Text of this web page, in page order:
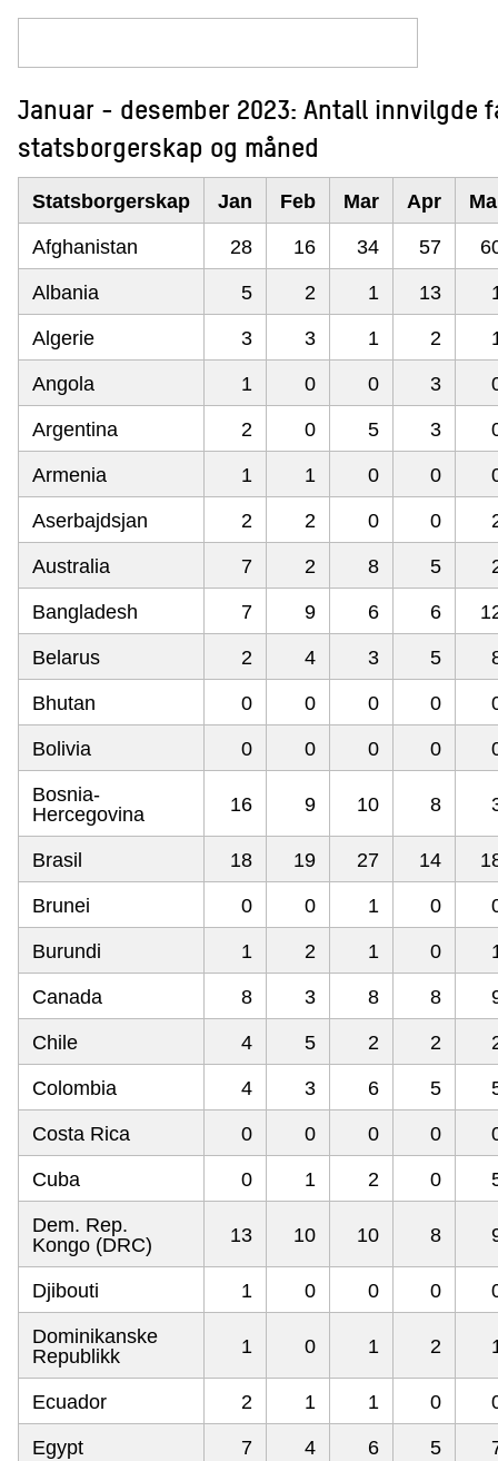
Januar - desember 2023: Antall
statsborgerskap og måned
Statsborgerskap Jan Feb Mar Apr
Afghanistan 28 16 34 57
Albania 5 2 1 13
Algerie 3 3 1 2
Angola 1 0 0 3
Argentina 2 0 5 3
Armenia 1 1 0 0
Aserbajdsjan 2 2 0 0
Australia 7 2 8 5
Bangladesh 7 9 6 6
Belarus 2 4 3 5
Bhutan 0 0 0 0
Bolivia 0 0 0 0
Bosnia-
Hercegovina
16 9 10 8
Brasil 18 19 27 14
Brunei 0 0 1 0
Burundi 1 2 1 0
Canada 8 3 8 8
Chile 4 5 2 2
Colombia 4 3 6 5
Costa Rica 0 0 0 0
Cuba 0 1 2 0
Dem. Rep.
Kongo (DRC)
13 10 10 8
Djibouti 1 0 0 0
Dominikanske
Republikk
1 0 1 2
Ecuador 2 1 1 0
Egypt 7 4 6 5